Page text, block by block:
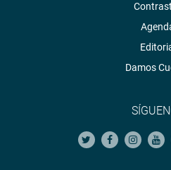
Damos